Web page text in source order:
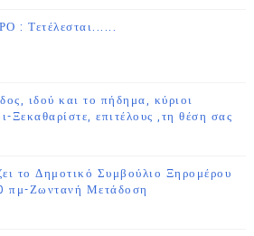
: Τετέλεσται......
ιδού και το πήδημα, κύριοι
Ξεκαθαρίστε, επιτέλους ,τη θέση σας
το Δημοτικό Συμβούλιο Ξηρομέρου
πμ-Ζωντανή Μετάδοση